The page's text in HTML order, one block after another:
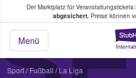
Der Marktplatz für Veranstaltungstickets
abgesichert.Preise können
Menü
Tickets kaufen &
Sport/Fußball /La Liga